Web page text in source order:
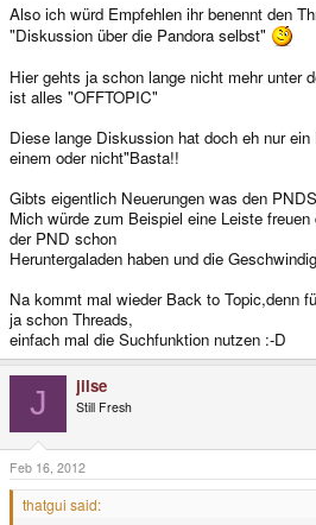
Also ich würd Empfehlen ihr benennt den
"Diskussion über die Pandora selbst"
Hier gehts ja schon lange nicht mehr unter
ist alles "OFFTOPIC"
Diese lange Diskussion hat doch eh nur
einem oder nicht"Basta!!
Gibts eigentlich Neuerungen was den
Mich würde zum Beispiel eine Leiste
der PND schon
Heruntergaladen haben und die
Na kommt mal wieder Back to Topic,denn
ja schon Threads,
einfach mal die Suchfunktion nutzen :-D
J jilse
Still Fresh
Feb 16, 2012
thatgui said: